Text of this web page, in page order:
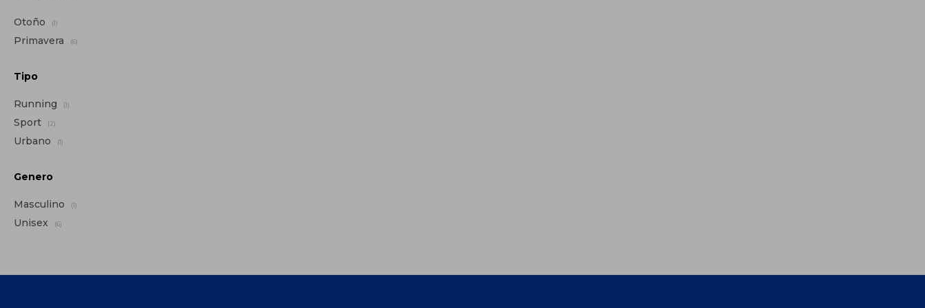
Otoño (1)
Primavera (6)
Tipo
Running (1)
Sport (2)
Urbano (1)
Genero
Masculino (1)
Unisex (6)